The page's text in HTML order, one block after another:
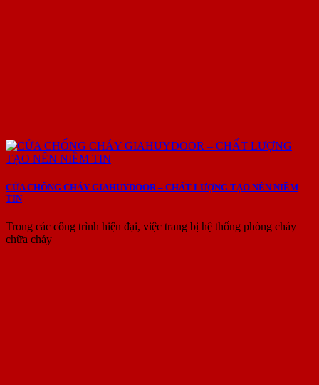
CỬA CHỐNG CHÁY GIAHUYDOOR – CHẤT LƯỢNG TẠO NÊN NIỀM
TIN
Trong các công trình hiện đại, việc trang bị hệ thống phòng cháy
chữa cháy